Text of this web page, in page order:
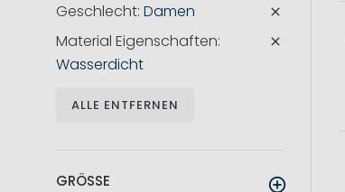
Geschlecht Damen
Material Eigenschaften
Wasserdicht
ALLE ENTFERNEN
GRÖSSE